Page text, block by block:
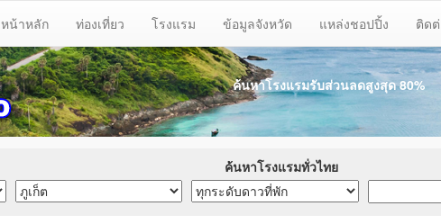
หน้าหลัก ท่องเที่ยว โรงแรม ข้อมูลจังหวัด แหล่งชอปปิ้ง ติด
ค้นหาโรงแรมรับส่วนลดสูงสุด 80%
ค้นหาโรงแรมทั่วไทย